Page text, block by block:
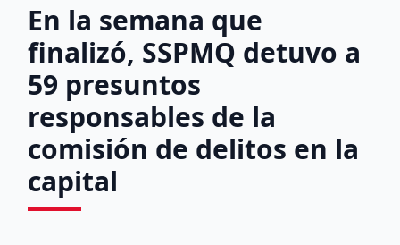
En la semana que
finalizó, SSPMQ detuvo a
59 presuntos
responsables de la
comisión de delitos en la
capital